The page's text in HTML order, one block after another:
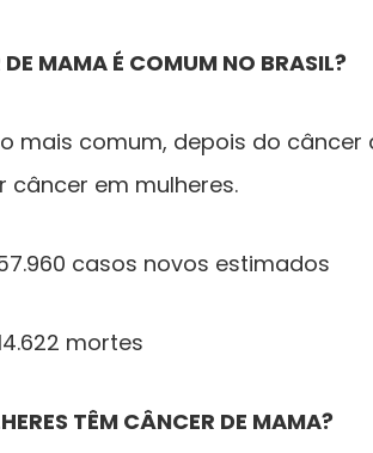
MAMA É COMUM NO BRASIL?
mais comum, depois do
câncer em mulheres.
casos novos estimados
mortes
TÊM CÂNCER DE MAMA?